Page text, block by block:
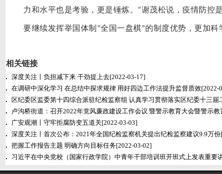
力和水平也是考验，更是锤炼。 ”谢茂松说，疫情防控
要继续发挥举国体制 “全国一盘棋”的制度优势，更加
相关链接
深度关注丨负担减下来 干劲提上去[2022-03-17]
在调研中深化学习 在总结中探求规律 用好四边工作法提升监督质效[2022-
区纪委区监委第十四综合派驻纪检监察组 认真学习贯彻落实区纪委十三届
卢沟桥街道：召开2022年党风廉政建设工作会议 暨警示教育大会暨警示教
广安观潮丨守牢拒腐防变五道关[2022-03-03]
深度关注丨首次公布：2021年全国纪检监察机关提出纪检监察建议9.9万份
把握工作报告主题 明确方向目标任务[2022-03-02]
习近平在中央党校（国家行政学院）中青年干部培训班开班式上发表重要